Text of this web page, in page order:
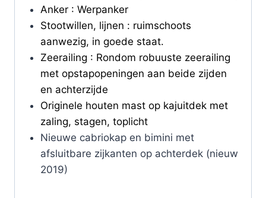
Anker : Werpanker
Stootwillen, lijnen : ruimschoots
aanwezig, in goede staat.
Zeerailing : Rondom robuuste zeerailing
met opstapopeningen aan beide zijden
en achterzijde
Originele houten mast op kajuitdek met
zaling, stagen, toplicht
Nieuwe cabriokap en bimini met
afsluitbare zijkanten op achterdek (nieuw
2019)